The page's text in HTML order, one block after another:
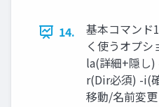
14.
基本コマンド
く使うオプシ
la(詳細+隠し
r(Dir必須) -i(
移動/名前変